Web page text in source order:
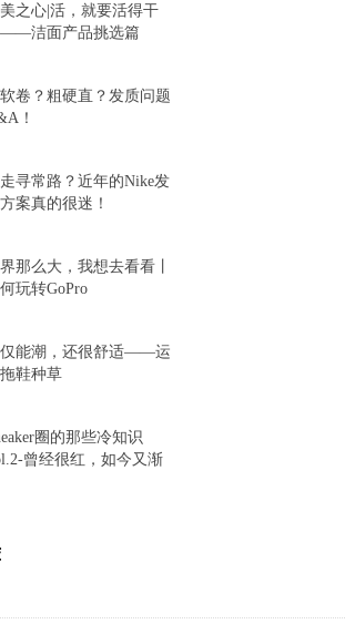
之心|活，就要活得干
洁面产品挑选篇
卷？粗硬直？发质问题
！
寻常路？近年的Nike发
案真的很迷！
那么大，我想去看看丨
玩转GoPro
能潮，还很舒适——运
鞋种草
圈的那些冷知识
曾经很红，如今又渐